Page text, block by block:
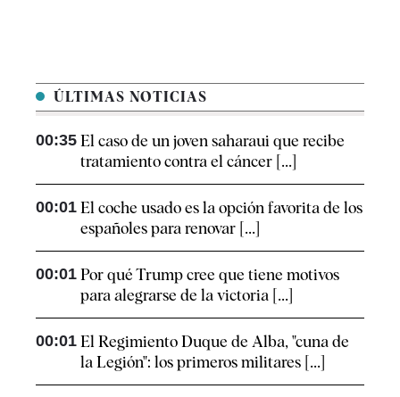
ÚLTIMAS NOTICIAS
00:35 El caso de un joven saharaui que recibe
tratamiento contra el cáncer [...]
00:01 El coche usado es la opción favorita de los
españoles para renovar [...]
00:01 Por qué Trump cree que tiene motivos
para alegrarse de la victoria [...]
00:01 El Regimiento Duque de Alba, "cuna de
la Legión": los primeros militares [...]